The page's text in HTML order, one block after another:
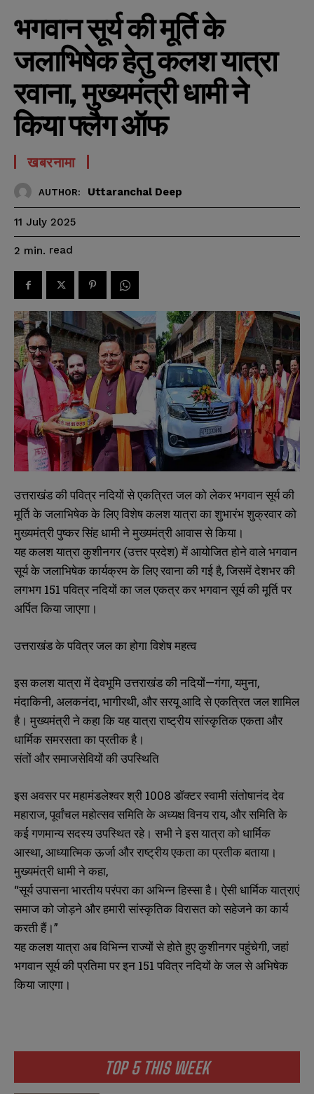
TOP 5 THIS WEEK
भगवान सूर्य की मूर्ति के
जलाभिषेक हेतु कलश यात्रा
रवाना, मुख्यमंत्री धामी ने
किया फ्लैग ऑफ
खबरनामा
AUTHOR: Uttaranchal Deep
11 July 2025
2 min. read
उत्तराखंड की पवित्र नदियों से एकत्रित जल को लेकर भगवान सूर्य की
मूर्ति के जलाभिषेक के लिए विशेष कलश यात्रा का शुभारंभ शुक्रवार को
मुख्यमंत्री पुष्कर सिंह धामी ने मुख्यमंत्री आवास से किया।
यह कलश यात्रा कुशीनगर (उत्तर प्रदेश) में आयोजित होने वाले भगवान
सूर्य के जलाभिषेक कार्यक्रम के लिए रवाना की गई है, जिसमें देशभर की
लगभग 151 पवित्र नदियों का जल एकत्र कर भगवान सूर्य की मूर्ति पर
अर्पित किया जाएगा।
उत्तराखंड के पवित्र जल का होगा विशेष महत्व
इस कलश यात्रा में देवभूमि उत्तराखंड की नदियों—गंगा, यमुना,
मंदाकिनी, अलकनंदा, भागीरथी, और सरयू आदि से एकत्रित जल शामिल
है। मुख्यमंत्री ने कहा कि यह यात्रा राष्ट्रीय सांस्कृतिक एकता और
धार्मिक समरसता का प्रतीक है।
संतों और समाजसेवियों की उपस्थिति
इस अवसर पर महामंडलेश्वर श्री 1008 डॉक्टर स्वामी संतोषानंद देव
महाराज, पूर्वांचल महोत्सव समिति के अध्यक्ष विनय राय, और समिति के
कई गणमान्य सदस्य उपस्थित रहे। सभी ने इस यात्रा को धार्मिक
आस्था, आध्यात्मिक ऊर्जा और राष्ट्रीय एकता का प्रतीक बताया।
मुख्यमंत्री धामी ने कहा,
“सूर्य उपासना भारतीय परंपरा का अभिन्न हिस्सा है। ऐसी धार्मिक यात्राएं
समाज को जोड़ने और हमारी सांस्कृतिक विरासत को सहेजने का कार्य
करती हैं।”
यह कलश यात्रा अब विभिन्न राज्यों से होते हुए कुशीनगर पहुंचेगी, जहां
भगवान सूर्य की प्रतिमा पर इन 151 पवित्र नदियों के जल से अभिषेक
किया जाएगा।